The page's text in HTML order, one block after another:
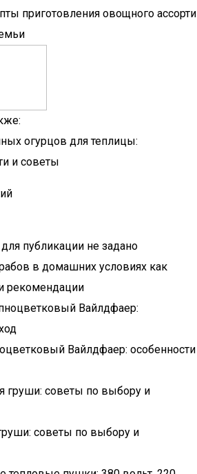
приготовления овощного ассорти
огурцов для теплицы:
и советы
в домашних условиях как
рекомендации
Вайлдфаер: особенности
советы по выбору и